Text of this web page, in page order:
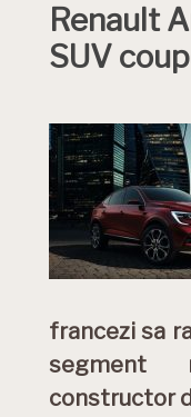
Renault
SUV
francezi sa
segment
constructor